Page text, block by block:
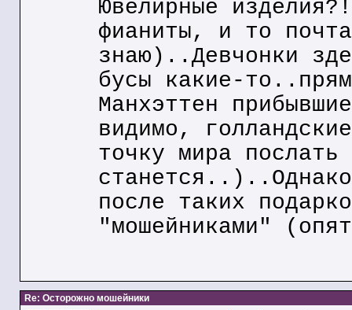
Ювелирные
фианиты, и то
знаю)..Девчонки
бусы какие-
Манхэттен
видимо,
точку мира
после таких
"мошейниками"
Re: Осторожно мошейники